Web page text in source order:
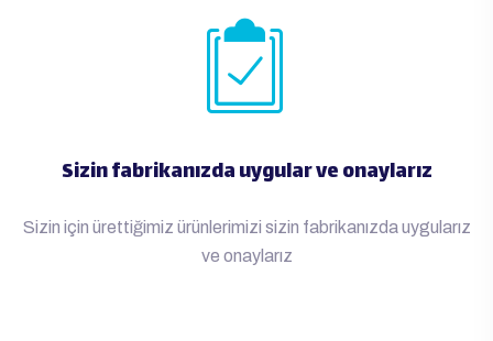
Sizin fabrikanızda uygular ve onaylarız
Sizin için ürettiğimiz ürünlerimizi sizin fabrikanızda uygularız
ve onaylarız